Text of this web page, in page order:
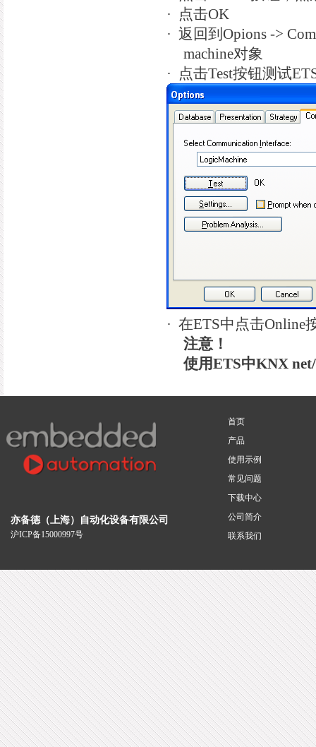
· 点击OK
· 返回到 Opions ->
machine对象
· 点击Test按钮测试
· 在ETS中点击Online
注意！
使用ETS中KNX
亦备德（上海）自动化设备有限公司
沪ICP备15000997号
首页
产品
使用示例
常见问题
下载中心
公司简介
联系我们